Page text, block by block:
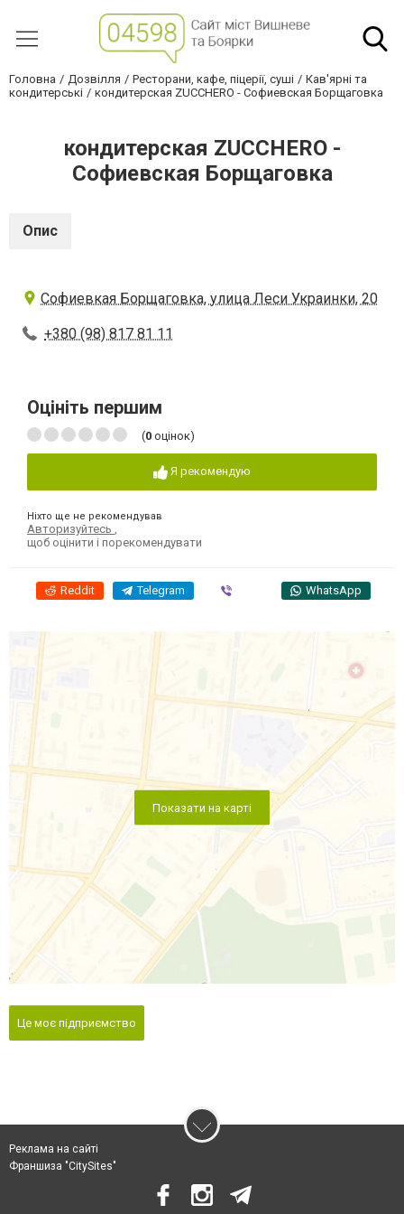
Головна Дозвілля Ресторани, кафе, піцерії, суші
Кав'ярні та
кондитерські
кондитерская ZUCCHERO - Софиевская Борщаговка
кондитерская ZUCCHERO -
Софиевская Борщаговка
Опис
Софиевкая Борщаговка, улица Леси Украинки, 20
+380 (98) 817 81 11
Оцініть першим
(0 оцінок)
Я рекомендую
Ніхто ще не рекомендував
Авторизуйтесь
щоб оцінити і порекомендувати
Reddit Telegram WhatsApp
Показати на карті
Це моє підприємство
Реклама на сайті
Франшиза "CitySites"